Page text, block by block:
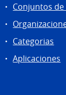
Conjuntos de
Categorias
Aplicaciones